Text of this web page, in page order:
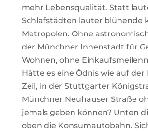
mehr Lebensqualität. Statt
Schlafstädten lauter blühende
Metropolen. Ohne
der Münchner Innenstadt für
Wohnen, ohne
Hätte es eine Ödnis wie auf
Zeil, in der Stuttgarter
Münchner Neuhauser Straße
jemals geben können? Unten
oben die Konsumautobahn.